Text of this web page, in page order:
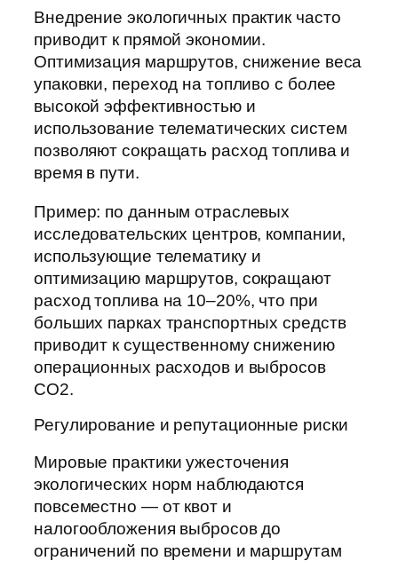
Внедрение экологичных практик часто
приводит к прямой экономии.
Оптимизация маршрутов, снижение веса
упаковки, переход на топливо с более
высокой эффективностью и
использование телематических систем
позволяют сокращать расход топлива и
время в пути.
Пример: по данным отраслевых
исследовательских центров, компании,
использующие телематику и
оптимизацию маршрутов, сокращают
расход топлива на 10–20%, что при
больших парках транспортных средств
приводит к существенному снижению
операционных расходов и выбросов
CO2.
Регулирование и репутационные риски
Мировые практики ужесточения
экологических норм наблюдаются
повсеместно — от квот и
налогообложения выбросов до
ограничений по времени и маршрутам